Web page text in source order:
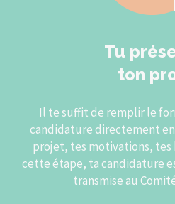
Tu
ton
Il te suffit de remplir le
candidature directement
projet, tes motivations, tes
cette étape, ta candidature
transmise au